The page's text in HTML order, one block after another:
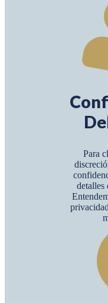
Para
detalles